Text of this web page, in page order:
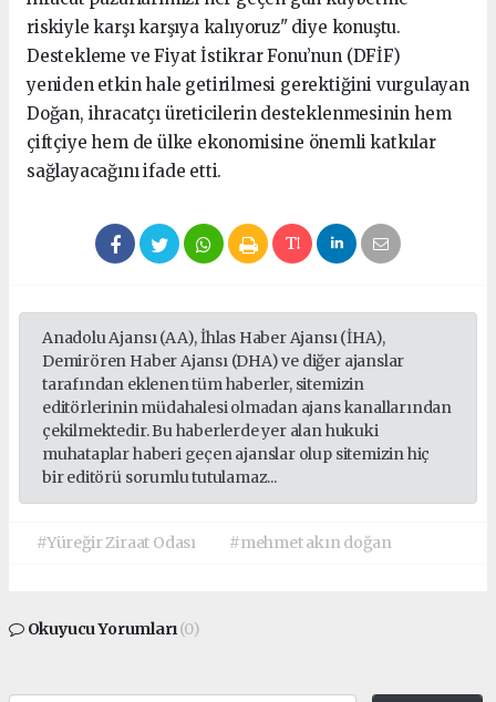
riskiyle karşı karşıya kalıyoruz" diye konuştu.
Destekleme ve Fiyat İstikrar Fonu’nun (DFİF)
yeniden etkin hale getirilmesi gerektiğini vurgulayan
Doğan, ihracatçı üreticilerin desteklenmesinin hem
çiftçiye hem de ülke ekonomisine önemli katkılar
sağlayacağını ifade etti.
Anadolu Ajansı (AA), İhlas Haber Ajansı (İHA),
Demirören Haber Ajansı (DHA) ve diğer ajanslar
tarafından eklenen tüm haberler, sitemizin
editörlerinin müdahalesi olmadan ajans kanallarından
çekilmektedir. Bu haberlerde yer alan hukuki
muhataplar haberi geçen ajanslar olup sitemizin hiç
bir editörü sorumlu tutulamaz...
#Yüreğir Ziraat Odası #mehmet akın doğan
Okuyucu Yorumları(0)